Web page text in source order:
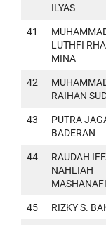
ILYAS
41
LUTHFI
MINA
42
RAIHAN
43
PUTRA
BADERAN
44
RAUDAH
NAHLIAH
MASHANAFI
45 RIZKY S.